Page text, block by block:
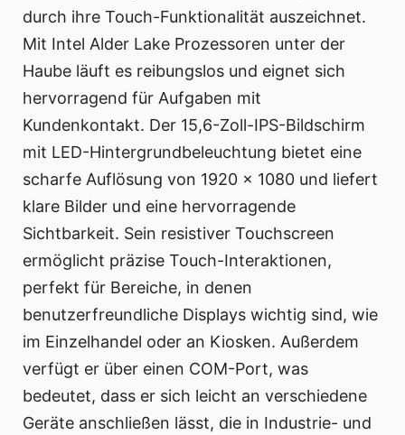
durch ihre Touch-Funktionalität auszeichnet.
Mit Intel Alder Lake Prozessoren unter der
Haube läuft es reibungslos und eignet sich
hervorragend für Aufgaben mit
Kundenkontakt. Der 15,6-Zoll-IPS-Bildschirm
mit LED-Hintergrundbeleuchtung bietet eine
scharfe Auflösung von 1920 x 1080 und liefert
klare Bilder und eine hervorragende
Sichtbarkeit. Sein resistiver Touchscreen
ermöglicht präzise Touch-Interaktionen,
perfekt für Bereiche, in denen
benutzerfreundliche Displays wichtig sind, wie
im Einzelhandel oder an Kiosken. Außerdem
verfügt er über einen COM-Port, was
bedeutet, dass er sich leicht an verschiedene
Geräte anschließen lässt, die in Industrie- und